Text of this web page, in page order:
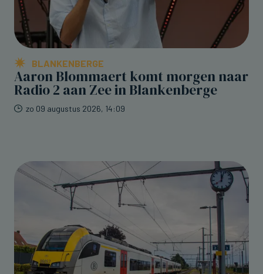
BLANKENBERGE
Aaron Blommaert komt morgen naar
Radio 2 aan Zee in Blankenberge
zo 09 augustus 2026, 14:09